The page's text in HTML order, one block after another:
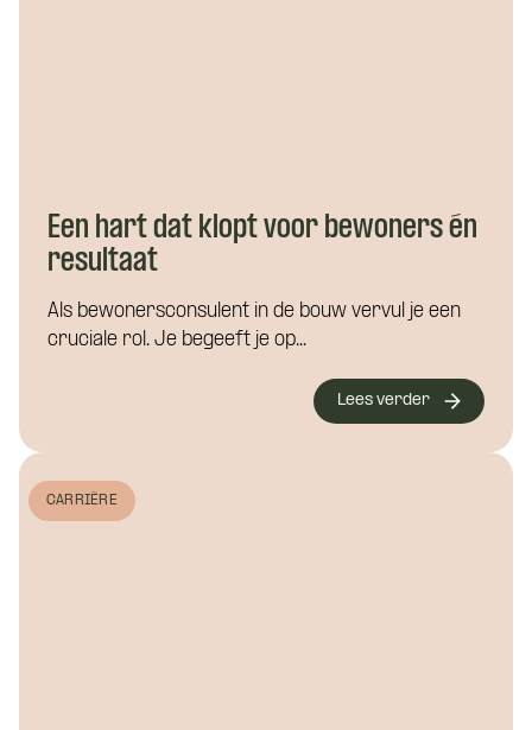
Een hart dat klopt voor bewoners én
resultaat
Als bewonersconsulent in de bouw vervul je een
cruciale rol. Je begeeft je op...
Lees verder
CARRIÈRE